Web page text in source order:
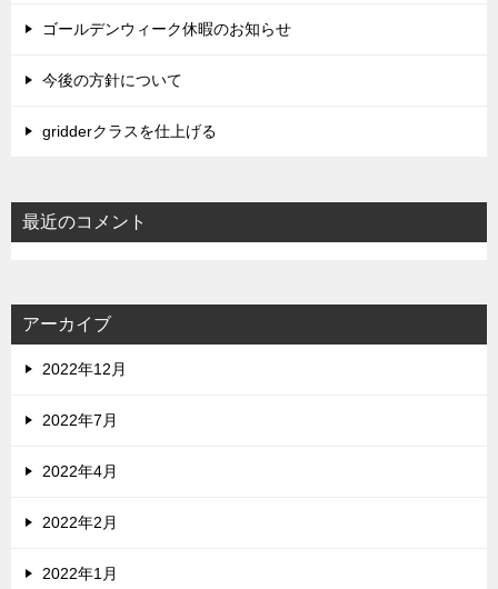
ゴールデンウィーク休暇のお知らせ
今後の方針について
gridderクラスを仕上げる
最近のコメント
アーカイブ
2022年12月
2022年7月
2022年4月
2022年2月
2022年1月